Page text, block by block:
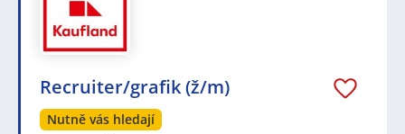
Recruiter/grafik (ž/m)
Nutně vás hledají